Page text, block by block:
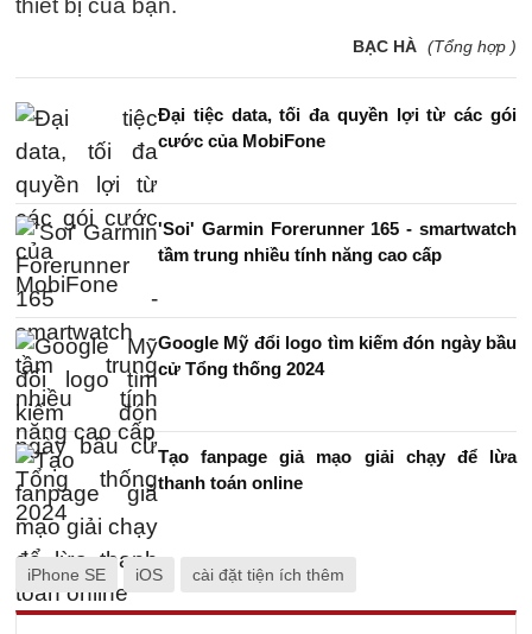
thiết bị của bạn.
BẠC HÀ (Tổng hợp )
Đại tiệc data, tối đa quyền lợi từ các gói
cước của MobiFone
'Soi' Garmin Forerunner 165 - smartwatch
tầm trung nhiều tính năng cao cấp
Google Mỹ đổi logo tìm kiếm đón ngày bầu
cử Tổng thống 2024
Tạo fanpage giả mạo giải chạy để lừa
thanh toán online
iPhone SE iOS cài đặt tiện ích thêm